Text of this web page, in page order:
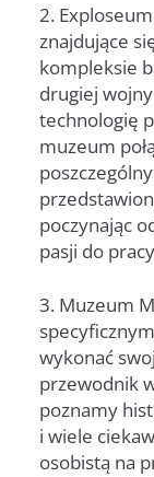
2.
znajdujące
kompleksie
drugiej
technologię
muzeum
poczynając
pasji do
3. Muzeum
wykonać
przewodnik
poznamy
i wiele
osobistą na